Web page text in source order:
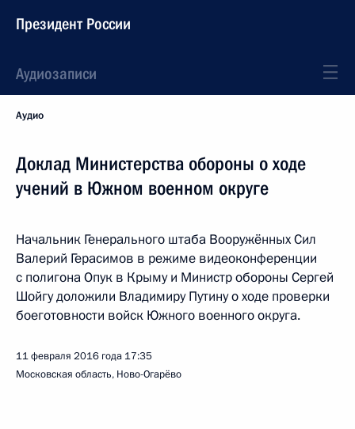
Президент России
Аудиозаписи
Аудио
Доклад Министерства обороны о ходе
учений в Южном военном округе
Начальник Генерального штаба Вооружённых Сил
Валерий Герасимов в режиме видеоконференции
с полигона Опук в Крыму и Министр обороны Сергей
Шойгу доложили Владимиру Путину о ходе проверки
боеготовности войск Южного военного округа.
11 февраля 2016 года 17:35
Московская область, Ново-Огарёво